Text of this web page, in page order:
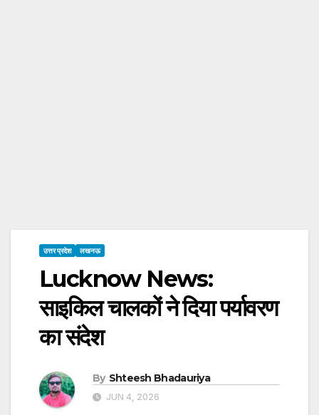
उत्तर प्रदेश लखनऊ
Lucknow News:
साइकिल चालकों ने दिया पर्यावरण
का संदेश
By Shteesh Bhadauriya
JUN 4, 2026